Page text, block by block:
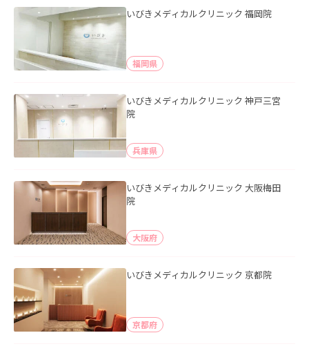
いびきメディカルクリニック 福岡院
福岡県
いびきメディカルクリニック 神戸三宮
院
兵庫県
いびきメディカルクリニック 大阪梅田
院
大阪府
いびきメディカルクリニック 京都院
京都府